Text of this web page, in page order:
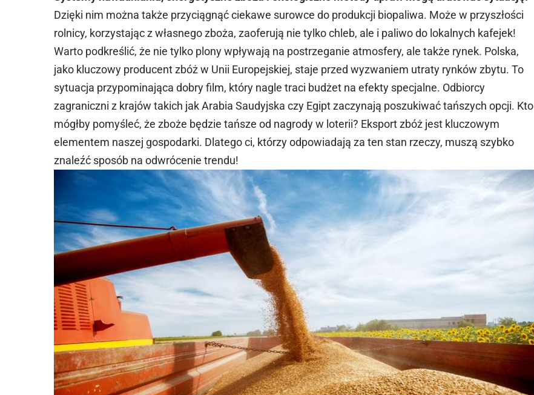
Dzięki nim można także przyciągnąć ciekawe surowce do produkcji biopaliwa. Może w przyszłości
rolnicy, korzystając z własnego zboża, zaoferują nie tylko chleb, ale i paliwo do lokalnych kafejek!
Warto podkreślić, że nie tylko plony wpływają na postrzeganie atmosfery, ale także rynek. Polska,
jako kluczowy producent zbóż w Unii Europejskiej, staje przed wyzwaniem utraty rynków zbytu. To
sytuacja przypominająca dobry film, który nagle traci budżet na efekty specjalne. Odbiorcy
zagraniczni z krajów takich jak Arabia Saudyjska czy Egipt zaczynają poszukiwać tańszych opcji. Kto
mógłby pomyśleć, że zboże będzie tańsze od nagrody w loterii? Eksport zbóż jest kluczowym
elementem naszej gospodarki. Dlatego ci, którzy odpowiadają za ten stan rzeczy, muszą szybko
znaleźć sposób na odwrócenie trendu!